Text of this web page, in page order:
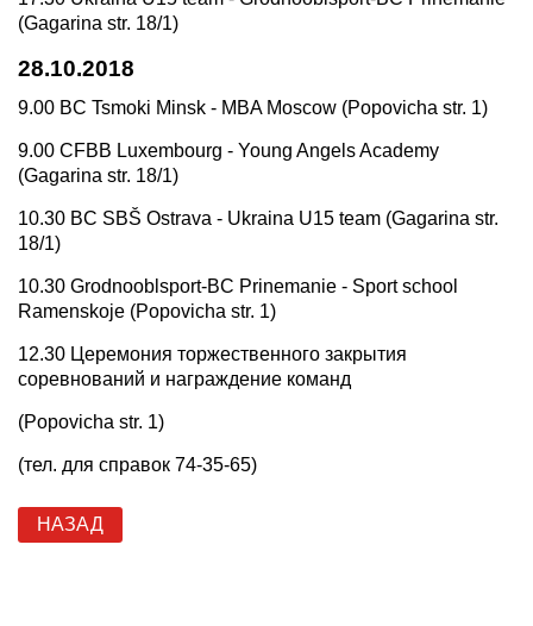
(Gagarina str. 18/1)
28.10.2018
9.00 BC Tsmoki Minsk - MBA Moscow (Popovicha str. 1)
9.00 CFBB Luxembourg - Young Angels Academy
(Gagarina str. 18/1)
10.30 BC SBŠ Ostrava - Ukraina U15 team (Gagarina str.
18/1)
10.30 Grodnooblsport-BC Prinemanie - Sport school
Ramenskoje (Popovicha str. 1)
12.30 Церемония торжественного закрытия
соревнований и награждение команд
(Popovicha str. 1)
(тел. для справок 74-35-65)
НАЗАД